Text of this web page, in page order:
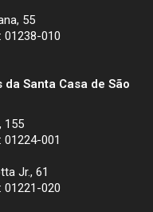
55
01238-010
Santa Casa de São
155
01224-001
Jr., 61
01221-020